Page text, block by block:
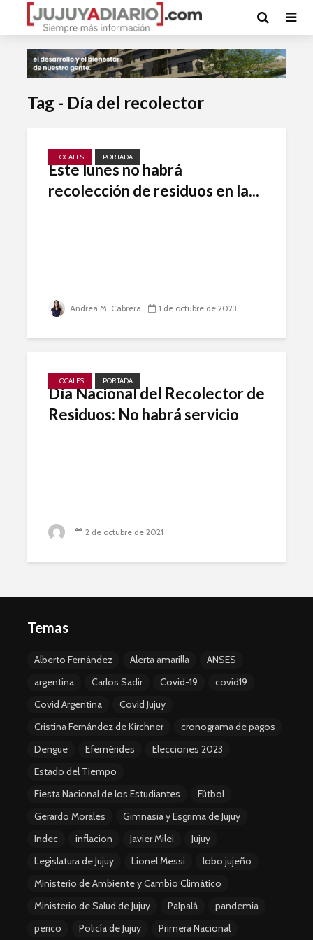
Tag - Día del recolector
LOCALES PORTADA
Este lunes no habrá
recolección de residuos en la...
Andrea M. Cabrera 1 de octubre de 2023
LOCALES PORTADA
Día Nacional del Recolector de
Residuos: No habrá servicio
2 de octubre de 2021
Temas
Alberto Fernández Alerta amarilla
ANSES
argentina
Carlos Sadir Covid-19
covid19
Covid Argentina
Covid Jujuy
Cristina Fernández de Kirchner
cronograma de pagos
Dengue
Efemérides
Elecciones 2023
Estado del Tiempo
Fiesta Nacional de los Estudiantes
Fútbol
Gerardo Morales
Gimnasia y Esgrima de Jujuy
Indec
inflacion Javier Milei
Jujuy
Legislatura de Jujuy
Lionel Messi
lobo jujeño
Ministerio de Ambiente y Cambio Climático
Ministerio de Salud de Jujuy
Palpalá
pandemia
perico
Policía de Jujuy Primera Nacional